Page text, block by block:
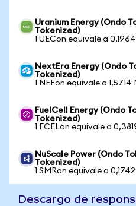
Uranium Energy (Ondo
Tokenized)
1 UECon equivale a
NextEra Energy (Ondo
Tokenized)
1 NEEon equivale a 1,5714
FuelCell Energy (Ondo
Tokenized)
1 FCELon equivale a
NuScale Power (Ondo
Tokenized)
1 SMRon equivale a
Descargo de